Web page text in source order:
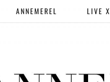
ANNEMEREL LIVE